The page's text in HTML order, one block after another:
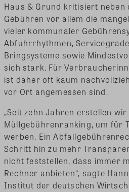
Haus & Grund kritisiert neben
Gebühren vor allem die
vieler kommunaler
Abfuhrrhythmen,
Bringsysteme sowie
sich stark. Für
ist daher oft kaum
vor Ort angemessen sind.
„Seit zehn Jahren erstellen wir
Müllgebührenranking, um für
werben. Ein
Schritt hin zu mehr
nicht feststellen, dass immer
Rechner anbieten“, sagte
Institut der deutschen